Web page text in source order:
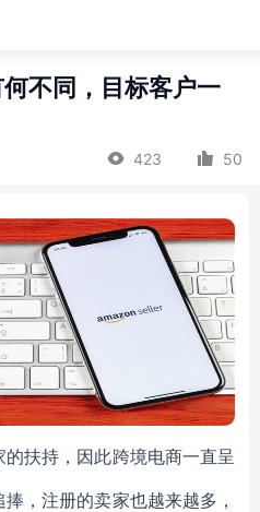
不同，目标客户一
423 50
扶持，因此跨境电商一直呈
，注册的卖家也越来越多，